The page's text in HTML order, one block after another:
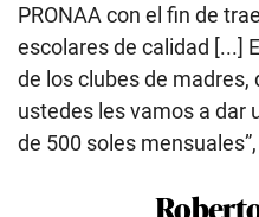
PRONAA con el fin de
escolares de calidad [...]
de los clubes de madres,
ustedes les vamos a dar
de 500 soles